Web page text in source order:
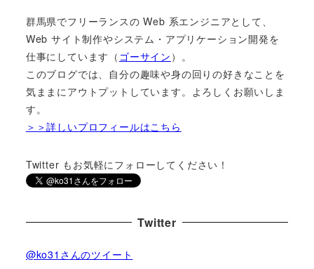
群馬県でフリーランスの Web 系エンジニアとして、
Web サイト制作やシステム・アプリケーション開発を
仕事にしています（ ゴーサイン ）。
このブログでは、自分の趣味や身の回りの好きなことを
気ままにアウトプットしています。よろしくお願いしま
す。
＞＞詳しいプロフィールはこちら
Twitter もお気軽にフォローしてください！
Twitter
@ko31さんのツイート